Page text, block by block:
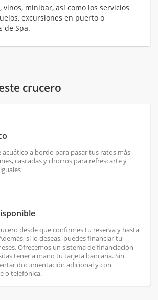
vinos, minibar, así como los servicios
excursiones en puerto o
de Spa.
crucero
a bordo para pasar tus ratos más
cascadas y chorros para refrescarte y
desde que confirmes tu reserva y hasta
si lo deseas, puedes financiar tu
Ofrecemos un sistema de financiación
tener a mano tu tarjeta bancaria. Sin
documentación adicional y con
o telefónica.